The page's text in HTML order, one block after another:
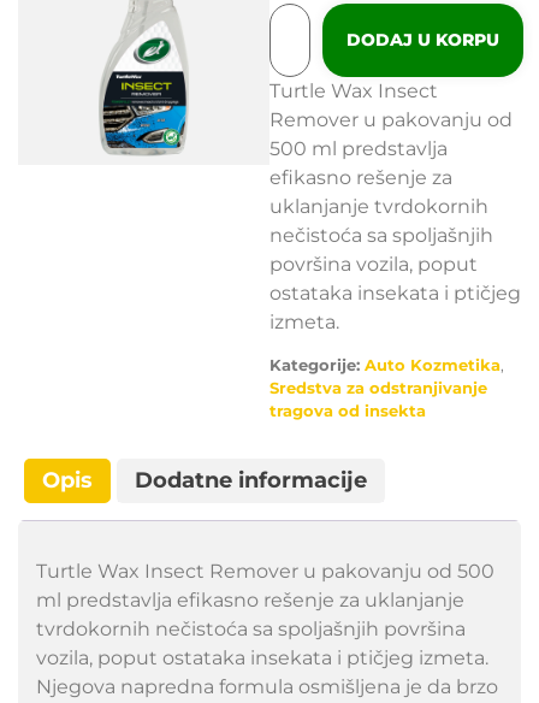
DODAJ U KORPU
Turtle Wax Insect
Remover u pakovanju od
500 ml predstavlja
efikasno rešenje za
uklanjanje tvrdokornih
nečistoća sa spoljašnjih
površina vozila, poput
ostataka insekata i ptičjeg
izmeta.
Kategorije: Auto Kozmetika,
Sredstva za odstranjivanje
tragova od insekta
Opis Dodatne informacije
Turtle Wax Insect Remover u pakovanju od 500
ml predstavlja efikasno rešenje za uklanjanje
tvrdokornih nečistoća sa spoljašnjih površina
vozila, poput ostataka insekata i ptičjeg izmeta.
Njegova napredna formula osmišljena je da brzo